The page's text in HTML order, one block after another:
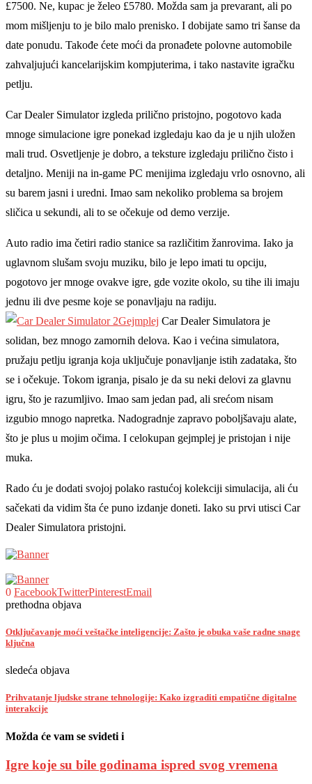
£7500. Ne, kupac je želeo £5780. Možda sam ja prevarant, ali po
mom mišljenju to je bilo malo prenisko. I dobijate samo tri šanse da
date ponudu. Takođe ćete moći da pronađete polovne automobile
zahvaljujući kancelarijskim kompjuterima, i tako nastavite igračku
petlju.
Car Dealer Simulator izgleda prilično pristojno, pogotovo kada
mnoge simulacione igre ponekad izgledaju kao da je u njih uložen
mali trud. Osvetljenje je dobro, a teksture izgledaju prilično čisto i
detaljno. Meniji na in-game PC menijima izgledaju vrlo osnovno, ali
su barem jasni i uredni. Imao sam nekoliko problema sa brojem
sličica u sekundi, ali to se očekuje od demo verzije.
Auto radio ima četiri radio stanice sa različitim žanrovima. Iako ja
uglavnom slušam svoju muziku, bilo je lepo imati tu opciju,
pogotovo jer mnoge ovakve igre, gde vozite okolo, su tihe ili imaju
jednu ili dve pesme koje se ponavljaju na radiju.
Gejmplej Car Dealer Simulatora je
solidan, bez mnogo zamornih delova. Kao i većina simulatora,
pružaju petlju igranja koja uključuje ponavljanje istih zadataka, što
se i očekuje. Tokom igranja, pisalo je da su neki delovi za glavnu
igru, što je razumljivo. Imao sam jedan pad, ali srećom nisam
izgubio mnogo napretka. Nadogradnje zapravo poboljšavaju alate,
što je plus u mojim očima. I celokupan gejmplej je pristojan i nije
muka.
Rado ću je dodati svojoj polako rastućoj kolekciji simulacija, ali ću
sačekati da vidim šta će puno izdanje doneti. Iako su prvi utisci Car
Dealer Simulatora pristojni.
0 FacebookTwitterPinterestEmail
prethodna objava
Otključavanje moći veštačke inteligencije: Zašto je obuka vaše radne snage
ključna
sledeća objava
Prihvatanje ljudske strane tehnologije: Kako izgraditi empatične digitalne
interakcije
Možda će vam se svideti i
Igre koje su bile godinama ispred svog vremena